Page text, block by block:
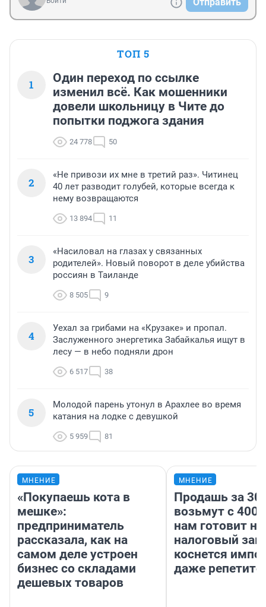
ТОП 5
1
Один переход по ссылке
изменил всё. Как мошенники
довели школьницу в Чите до
попытки поджога здания
24 778 50
2
«Не привози их мне в третий раз». Читинец
40 лет разводит голубей, которые всегда к
нему возвращаются
13 894 11
3
«Насиловал на глазах у связанных
родителей». Новый поворот в деле убийства
россиян в Таиланде
8 505 9
4
Уехал за грибами на «Крузаке» и пропал.
Заслуженного энергетика Забайкалья ищут в
лесу — в небо подняли дрон
6 517 38
5
Молодой парень утонул в Арахлее во время
катания на лодке с девушкой
5 959 81
МНЕНИЕ
«Покупаешь кота в
мешке»:
предприниматель
рассказала, как на
самом деле устроен
бизнес со складами
дешевых товаров
МНЕНИЕ
Продашь за
возьмут с
нам готовит
налоговый
коснется
даже